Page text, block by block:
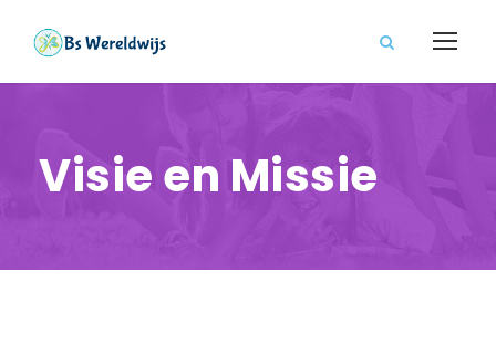
Visie en Missie